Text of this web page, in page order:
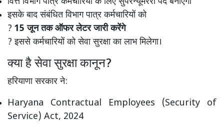
इसके बाद संबंधित विभाग पात्र कर्मचारियों को
? 15 जून तक ऑफर लेटर जारी करेंगे
? इससे कर्मचारियों को सेवा सुरक्षा का लाभ मिलेगा।
क्या है सेवा सुरक्षा कानून?
हरियाणा सरकार ने:
Haryana Contractual Employees (Security of
Service) Act, 2024